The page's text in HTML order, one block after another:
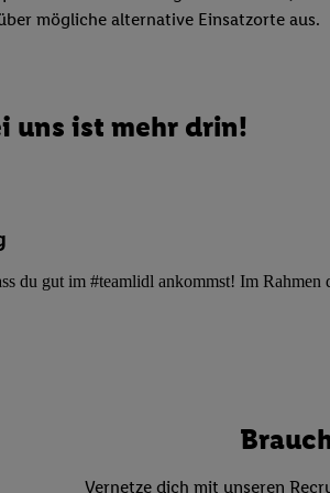
mögliche alternative Einsatzorte aus.
uns ist mehr drin!
du gut im #teamlidl ankommst! Im Rahmen
Vernetze dich mit unseren
Verwendungszwecke
Verknüpfung
von Zielgruppen